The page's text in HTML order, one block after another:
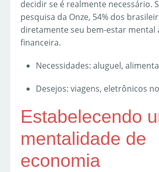
decidir se é realmente necessário.
pesquisa da Onze, 54% dos
diretamente seu bem-estar mental
financeira.
Necessidades: aluguel,
Desejos: viagens, eletrônicos
Estabelecendo
mentalidade de
economia